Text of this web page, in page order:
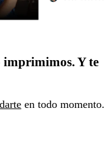
imprimimos. Y te
en todo momento.